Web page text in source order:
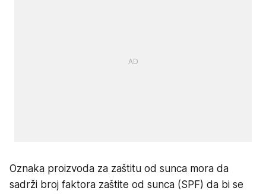
Oznaka proizvoda za zaštitu od sunca mora da
sadrži broj faktora zaštite od sunca (SPF) da bi se